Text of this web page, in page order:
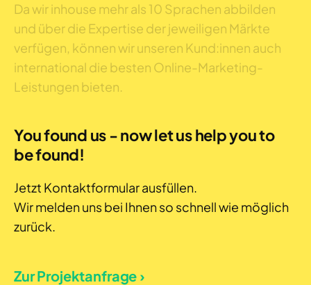
Da wir inhouse mehr als 10 Sprachen abbilden
und über die Expertise der jeweiligen Märkte
verfügen, können wir unseren Kund:innen auch
international die besten Online-Marketing-
Leistungen bieten.
You found us - now let us help you to
be found!
Jetzt Kontaktformular ausfüllen.
Wir melden uns bei Ihnen so schnell wie möglich
zurück.
Zur Projektanfrage ›